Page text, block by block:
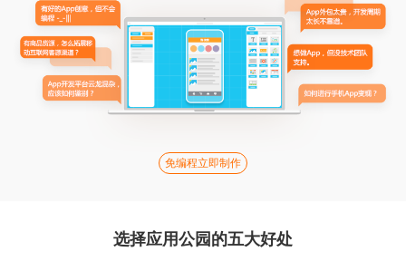
免编程立即制作
选择应用公园的五大好处